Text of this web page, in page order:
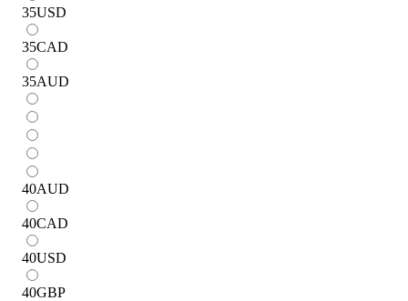
35USD
35CAD
35AUD
40AUD
40CAD
40USD
40GBP